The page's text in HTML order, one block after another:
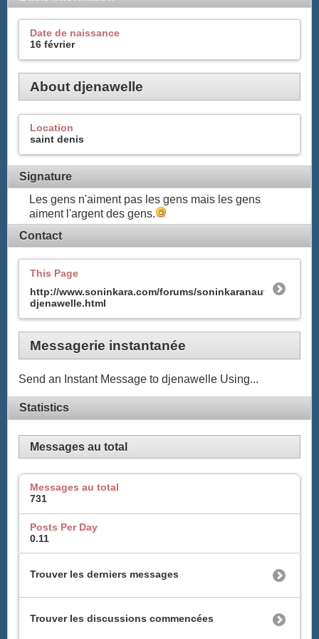
Date de naissance
16 février
About djenawelle
Location
saint denis
Signature
Les gens n'aiment pas les gens mais les gens
aiment l'argent des gens.
Contact
This Page
http://www.soninkara.com/forums/soninkaranaute-
djenawelle.html
Messagerie instantanée
Send an Instant Message to djenawelle Using...
Statistics
Messages au total
Messages au total
731
Posts Per Day
0.11
Trouver les derniers messages
Trouver les discussions commencées